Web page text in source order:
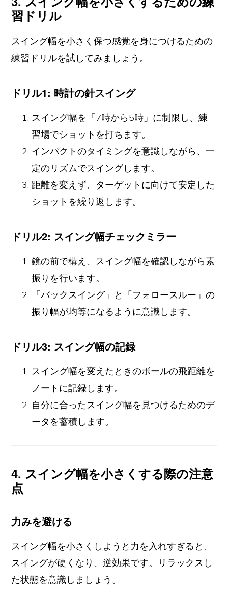
習ドリル
スイング幅を小さく保つ感覚を身につけるための
練習ドリルを試してみましょう。
ドリル1: 時計の針スイング
スイング幅を「7時から5時」に制限し、練
習場でショットを打ちます。
インパクトのタイミングを意識しながら、一
定のリズムでスイングします。
距離を変えず、ターゲットに向けて安定した
ショットを繰り返します。
ドリル2: スイング幅チェックミラー
鏡の前で構え、スイング幅を確認しながら素
振りを行います。
「バックスイング」と「フォロースルー」の
振り幅が均等になるように意識します。
ドリル3: スイング幅の記録
スイング幅を変えたときのボールの飛距離を
ノートに記録します。
自分に合ったスイング幅を見つけるためのデ
ータを蓄積します。
4. スイング幅を小さくする際の注意
点
力みを避ける
スイング幅を小さくしようと力を入れすぎると、
スイングが硬くなり、逆効果です。リラックスし
た状態を意識しましょう。